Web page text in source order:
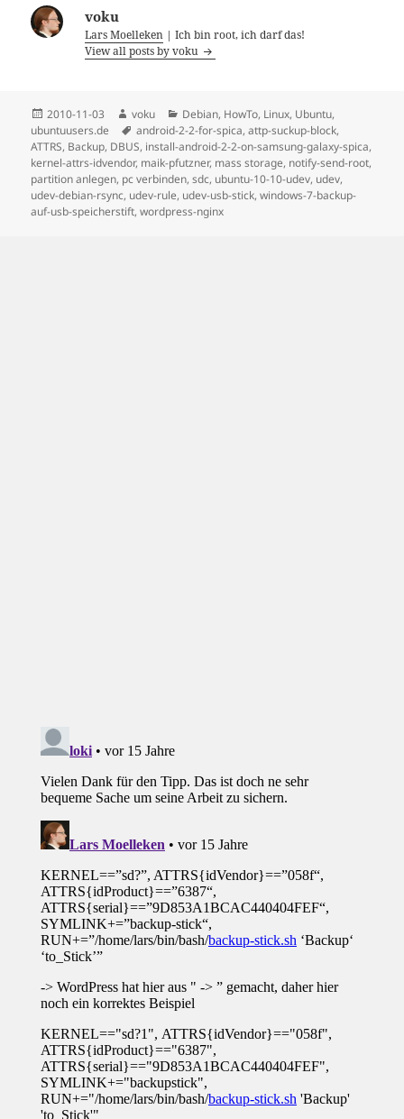
voku
Lars Moelleken | Ich bin root, ich darf das!
View all posts by voku
Posted
on
2010-11-03 Author
voku Categories
Debian, HowTo, Linux, Ubuntu,
ubuntuusers.de
Tags
android-2-2-for-spica,attp-suckup-block,
ATTRS, Backup, DBUS, install-android-2-2-on-samsung-galaxy-spica,
kernel-attrs-idvendor, maik-pfutzner, mass storage, notify-send-root,
partition anlegen, pc verbinden,sdc, ubuntu-10-10-udev, udev,
udev-debian-rsync, udev-rule, udev-usb-stick,windows-7-backup-
auf-usb-speicherstift,wordpress-nginx